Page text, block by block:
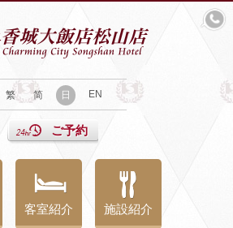
繁 简 日 EN
ご予約
客室紹介 施設紹介